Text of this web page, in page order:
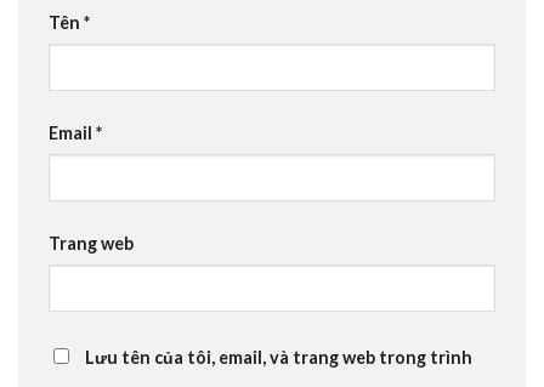
Tên *
Email *
Trang web
Lưu tên của tôi, email, và trang web trong trình